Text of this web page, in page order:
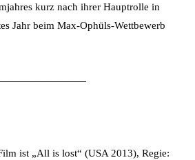
kurz nach ihrer Hauptrolle in
Jahr beim Max-Ophüls-Wettbewerb
ist „All is lost“ (USA 2013), Regie: